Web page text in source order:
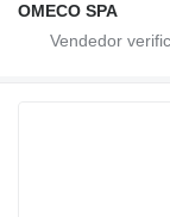
OMECO SPA